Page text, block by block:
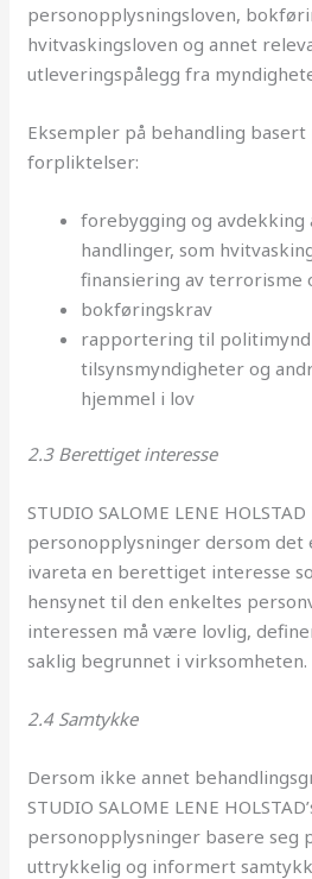
personopplysningsloven,
hvitvaskingsloven og annet
utleveringspålegg fra
Eksempler på behandling
forpliktelser:
forebygging og avdekking
handlinger, som
finansiering av terrorisme
bokføringskrav
rapportering til
tilsynsmyndigheter og
hjemmel i lov
2.3 Berettiget interesse
STUDIO SALOME LENE
personopplysninger dersom det
ivareta en berettiget interesse
hensynet til den enkeltes
interessen må være lovlig,
saklig begrunnet i virksomheten.
2.4 Samtykke
Dersom ikke annet
STUDIO SALOME LENE
personopplysninger basere seg
uttrykkelig og informert